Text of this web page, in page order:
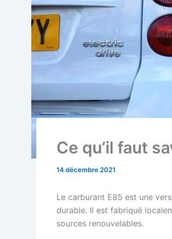
Ce qu’il faut
14 décembre 2021
Le carburant E85 est une
durable. Il est fabriqué
sources renouvelables.